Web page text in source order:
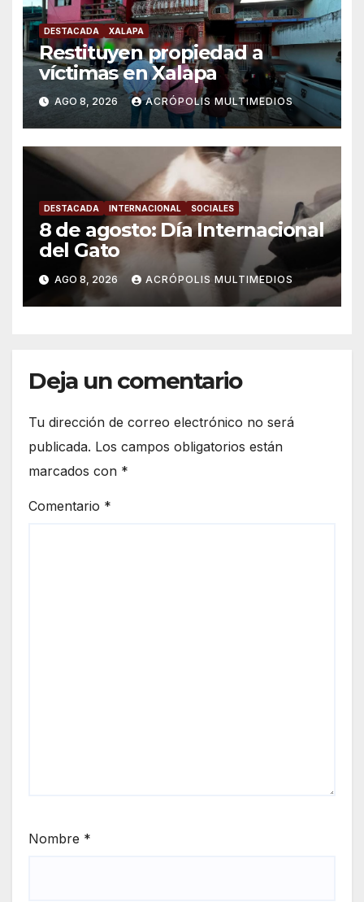
DESTACADA XALAPA
Restituyen propiedad a
víctimas en Xalapa
AGO 8, 2026 ACRÓPOLIS MULTIMEDIOS
DESTACADA INTERNACIONAL SOCIALES
8 de agosto: Día Internacional
del Gato
AGO 8, 2026 ACRÓPOLIS MULTIMEDIOS
Deja un comentario
Tu dirección de correo electrónico no será
publicada. Los campos obligatorios están
marcados con *
Comentario *
Nombre *